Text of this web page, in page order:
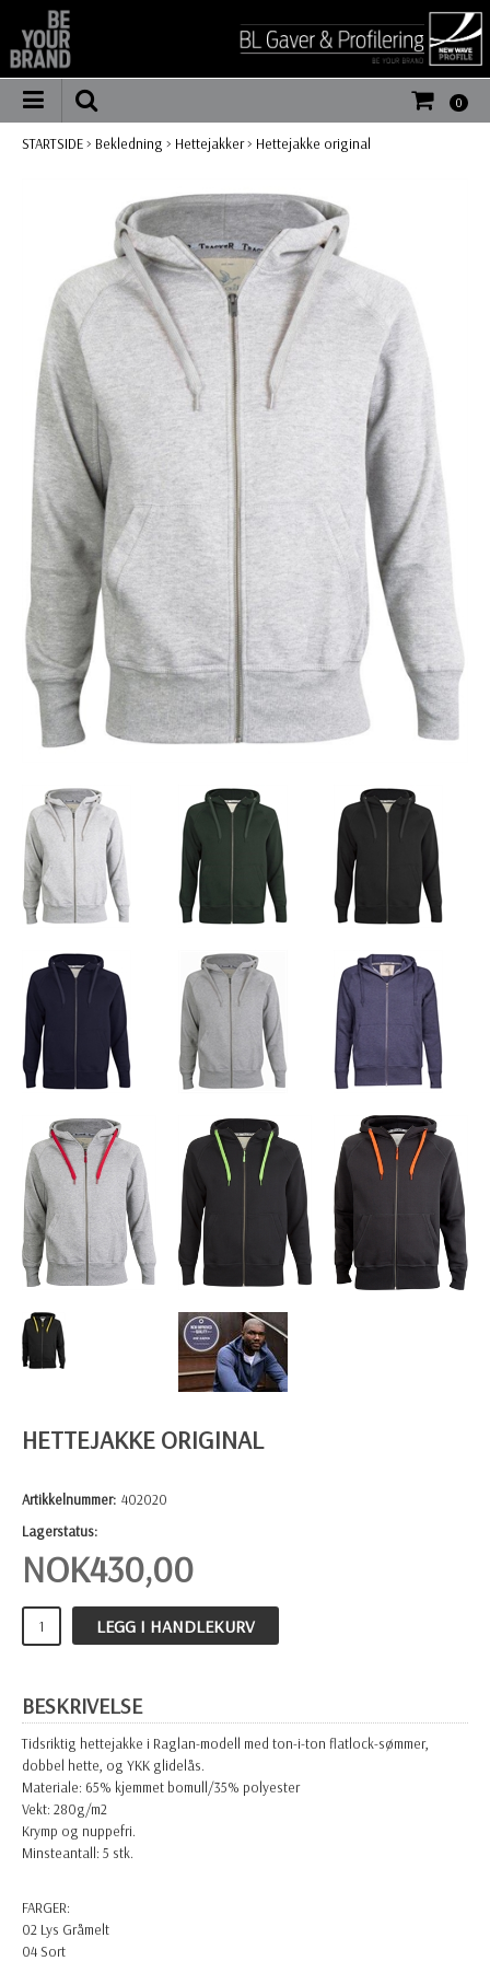
0
STARTSIDE> Bekledning > Hettejakker> Hettejakke original
HETTEJAKKE ORIGINAL
Artikkelnummer: 402020
Lagerstatus:
NOK430,00
LEGG I HANDLEKURV
BESKRIVELSE
Tidsriktig hettejakke i Raglan-modell med ton-i-ton flatlock-sømmer,
dobbel hette, og YKK glidelås.
Materiale: 65% kjemmet bomull/35% polyester
Vekt: 280g/m2
Krymp og nuppefri.
Minsteantall: 5 stk.
FARGER:
02 Lys Gråmelt
04 Sort